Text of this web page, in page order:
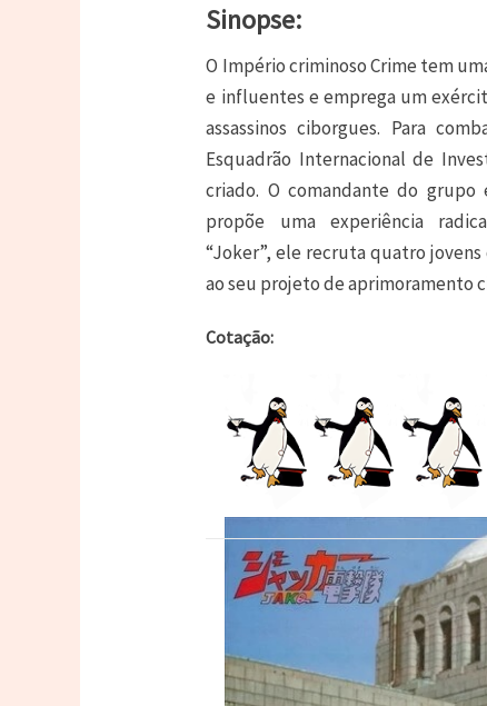
Sinopse:
O Império criminoso Crime tem
e influentes e emprega um
assassinos ciborgues. Para
Esquadrão Internacional de
criado. O comandante do grupo
propõe uma experiência
“Joker”, ele recruta quatro
ao seu projeto de aprimoramento
Cotação: